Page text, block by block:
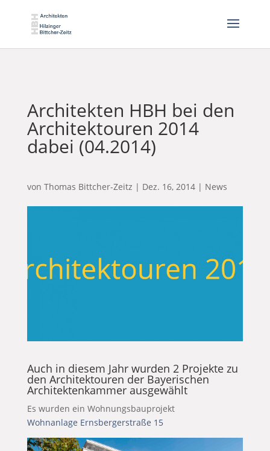
Architekten HBH bei den
Architektouren 2014
dabei (04.2014)
von Thomas Bittcher-Zeitz | Dez. 16, 2014| News
Auch in diesem Jahr wurden 2 Projekte zu
den Architektouren der Bayerischen
Architektenkammer ausgewählt
Es wurden ein Wohnungsbauprojekt
Wohnanlage Ernsbergerstraße 15